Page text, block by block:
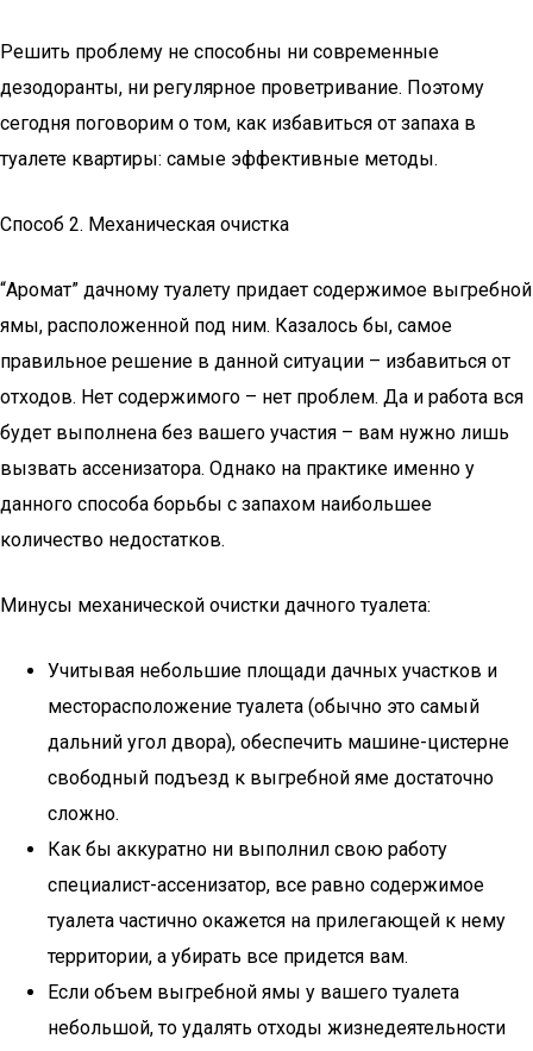
Решить проблему не способны ни современные
дезодоранты, ни регулярное проветривание. Поэтому
сегодня поговорим о том, как избавиться от запаха в
туалете квартиры: самые эффективные методы.
Способ 2. Механическая очистка
“Аромат” дачному туалету придает содержимое выгребной
ямы, расположенной под ним. Казалось бы, самое
правильное решение в данной ситуации – избавиться от
отходов. Нет содержимого – нет проблем. Да и работа вся
будет выполнена без вашего участия – вам нужно лишь
вызвать ассенизатора. Однако на практике именно у
данного способа борьбы с запахом наибольшее
количество недостатков.
Минусы механической очистки дачного туалета:
Учитывая небольшие площади дачных участков и
месторасположение туалета (обычно это самый
дальний угол двора), обеспечить машине-цистерне
свободный подъезд к выгребной яме достаточно
сложно.
Как бы аккуратно ни выполнил свою работу
специалист-ассенизатор, все равно содержимое
туалета частично окажется на прилегающей к нему
территории, а убирать все придется вам.
Если объем выгребной ямы у вашего туалета
небольшой, то удалять отходы жизнедеятельности